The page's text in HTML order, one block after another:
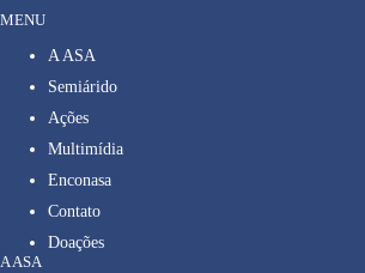
MENU
A ASA
Semiárido
Ações
Multimídia
Enconasa
Contato
Doações
A ASA